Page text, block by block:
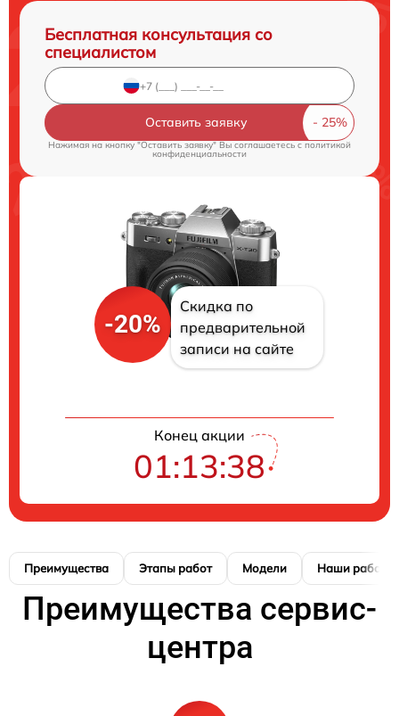
Бесплатная консультация со
специалистом
Оставить заявку
Нажимая на кнопку "Оставить заявку" Вы соглашаетесь c политикой
конфиденциальности
-20%
Скидка по
предварительной
записи на сайте
Конец акции
01:13:37
Преимущества Этапы работ Модели Наши работы
Преимущества сервис-
центра